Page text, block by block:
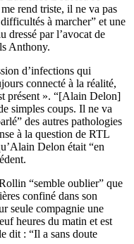
rend triste, il ne va pas
à marcher” et une
dressé par l’avocat de
Anthony.
d’infections qui
connecté à la réalité,
présent ». “[Alain Delon]
simples coups. Il ne va
des autres pathologies
à la question de RTL
Delon était “en
“semble oublier” que
confiné dans son
seule compagnie une
heures du matin et est
dit : “Il a sans doute